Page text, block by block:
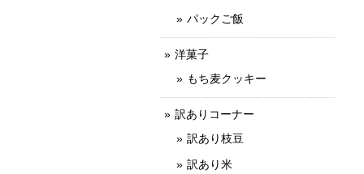
パックご飯
洋菓子
もち麦クッキー
訳ありコーナー
訳あり枝豆
訳あり米